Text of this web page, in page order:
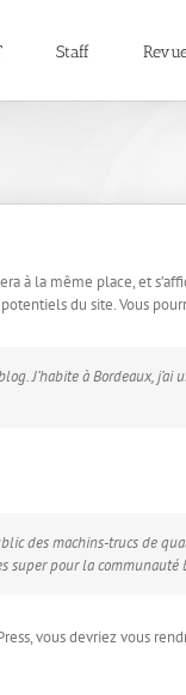
Staff
à la même place, et
du site. Vous
J’habite à Bordeaux,
des machins-trucs de
super pour la communauté
vous devriez vous